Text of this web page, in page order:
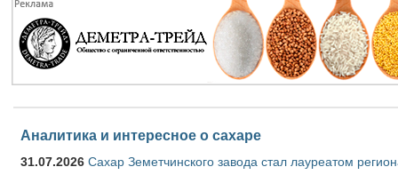
Аналитика и интересное о сахаре
31.07.2026 Сахар Земетчинского завода стал лауреатом